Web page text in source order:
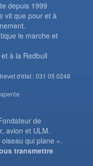
depuis 1999
vit que pour et à
le marche et
à la Redbull
d'état : 031 05 0248
de
avion et ULM.
qui plane ».
transmettre